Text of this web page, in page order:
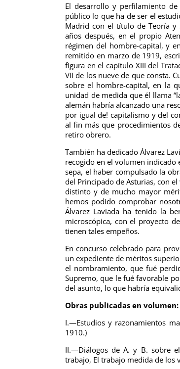
El desarrollo y perfilamiento
público lo que ha de ser el
Madrid con el título de Teoría y
años después, en el propio
régimen del hombre-capital, y
remitido en marzo de 1919,
figura en el capítulo XIII del
VII de los nueve de que consta.
sobre el hombre-capital, en la
unidad de medida que él llama
alemán habría alcanzado una
por igual de! capitalismo y del
al fin más que procedimientos
retiro obrero.
También ha dedicado Álvarez
recogido en el volumen indicado
sepa, el haber compulsado la
del Principado de Asturias, con
distinto y de mucho mayor
hemos podido comprobar
Álvarez Laviada ha tenido la
microscópica, con el proyecto
tienen tales empeños.
En concurso celebrado para
un expediente de méritos
el nombramiento, que fué
Supremo, que le fué favorable
del asunto, lo que habría
Obras publicadas en volumen:
I.—Estudios y razonamientos
1910.)
II.—Diálogos de A. y B. sobre
trabajo, El trabajo medida de los